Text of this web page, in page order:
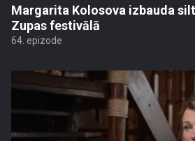
Margarita Kolosova izbauda
Zupas festivālā
64. epizode